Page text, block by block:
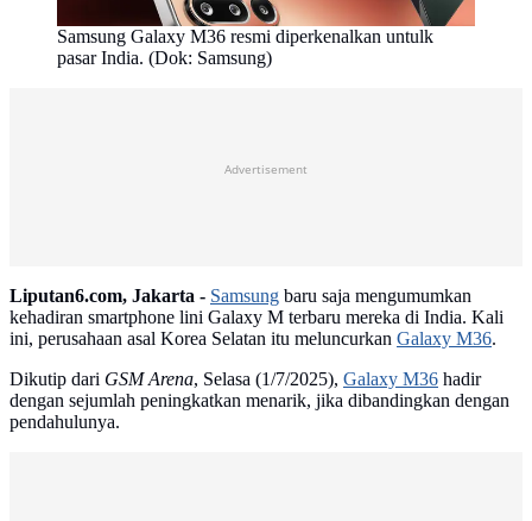
Samsung Galaxy M36 resmi diperkenalkan untulk
pasar India. (Dok: Samsung)
Advertisement
Liputan6.com, Jakarta - Samsung baru saja mengumumkan
kehadiran smartphone lini Galaxy M terbaru mereka di India. Kali
ini, perusahaan asal Korea Selatan itu meluncurkan Galaxy M36.
Dikutip dari GSM Arena, Selasa (1/7/2025), Galaxy M36 hadir
dengan sejumlah peningkatkan menarik, jika dibandingkan dengan
pendahulunya.